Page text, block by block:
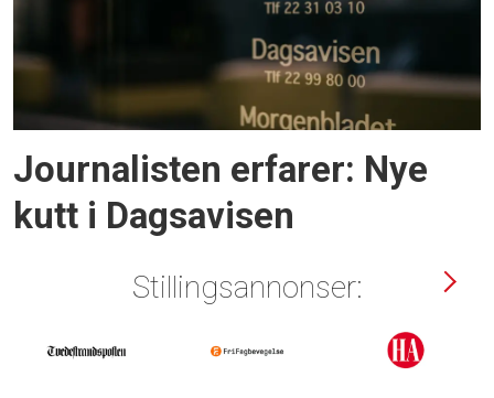
Journalisten erfarer: Nye
kutt i Dagsavisen
Stillingsannonser: